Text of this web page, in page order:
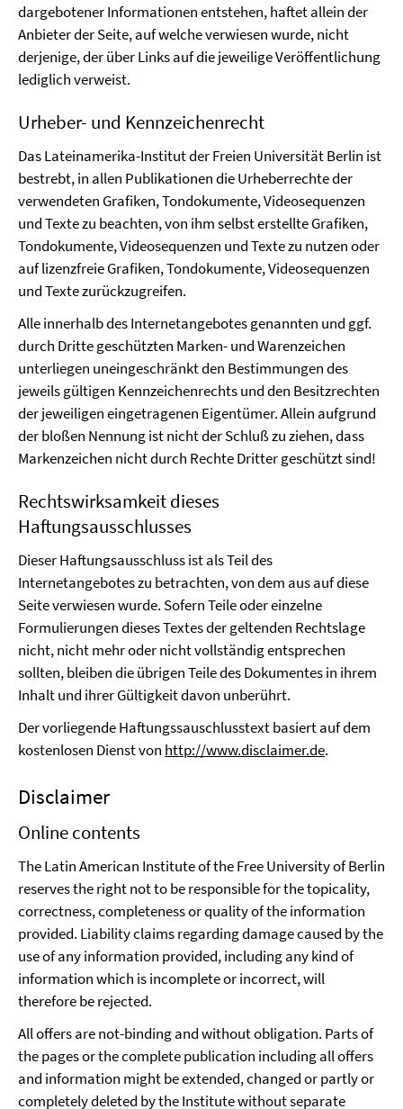
dargebotener Informationen entstehen, haftet allein der
Anbieter der Seite, auf welche verwiesen wurde, nicht
derjenige, der über Links auf die jeweilige Veröffentlichung
lediglich verweist.
Urheber- und Kennzeichenrecht
Das Lateinamerika-Institut der Freien Universität Berlin ist
bestrebt, in allen Publikationen die Urheberrechte der
verwendeten Grafiken, Tondokumente, Videosequenzen
und Texte zu beachten, von ihm selbst erstellte Grafiken,
Tondokumente, Videosequenzen und Texte zu nutzen oder
auf lizenzfreie Grafiken, Tondokumente, Videosequenzen
und Texte zurückzugreifen.
Alle innerhalb des Internetangebotes genannten und ggf.
durch Dritte geschützten Marken- und Warenzeichen
unterliegen uneingeschränkt den Bestimmungen des
jeweils gültigen Kennzeichenrechts und den Besitzrechten
der jeweiligen eingetragenen Eigentümer. Allein aufgrund
der bloßen Nennung ist nicht der Schluß zu ziehen, dass
Markenzeichen nicht durch Rechte Dritter geschützt sind!
Rechtswirksamkeit dieses
Haftungsausschlusses
Dieser Haftungsausschluss ist als Teil des
Internetangebotes zu betrachten, von dem aus auf diese
Seite verwiesen wurde. Sofern Teile oder einzelne
Formulierungen dieses Textes der geltenden Rechtslage
nicht, nicht mehr oder nicht vollständig entsprechen
sollten, bleiben die übrigen Teile des Dokumentes in ihrem
Inhalt und ihrer Gültigkeit davon unberührt.
Der vorliegende Haftungssauschlusstext basiert auf dem
kostenlosen Dienst von http://www.disclaimer.de.
Disclaimer
Online contents
The Latin American Institute of the Free University of Berlin
reserves the right not to be responsible for the topicality,
correctness, completeness or quality of the information
provided. Liability claims regarding damage caused by the
use of any information provided, including any kind of
information which is incomplete or incorrect, will
therefore be rejected.
All offers are not-binding and without obligation. Parts of
the pages or the complete publication including all offers
and information might be extended, changed or partly or
completely deleted by the Institute without separate